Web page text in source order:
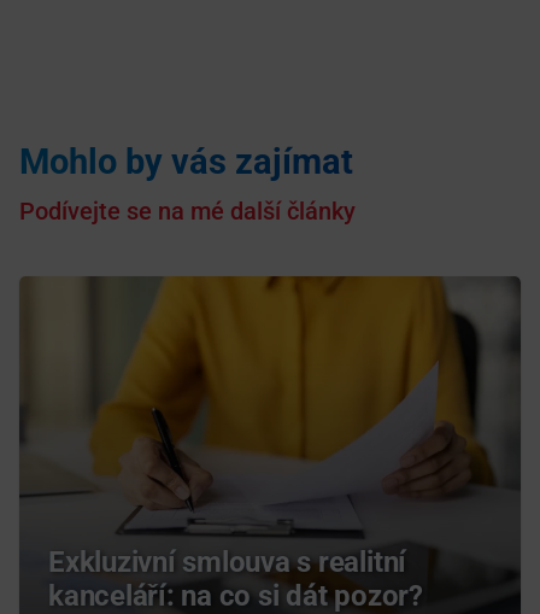
Mohlo by vás zajímat
Podívejte se na mé další články
Exkluzivní smlouva s realitní
kanceláří: na co si dát pozor?